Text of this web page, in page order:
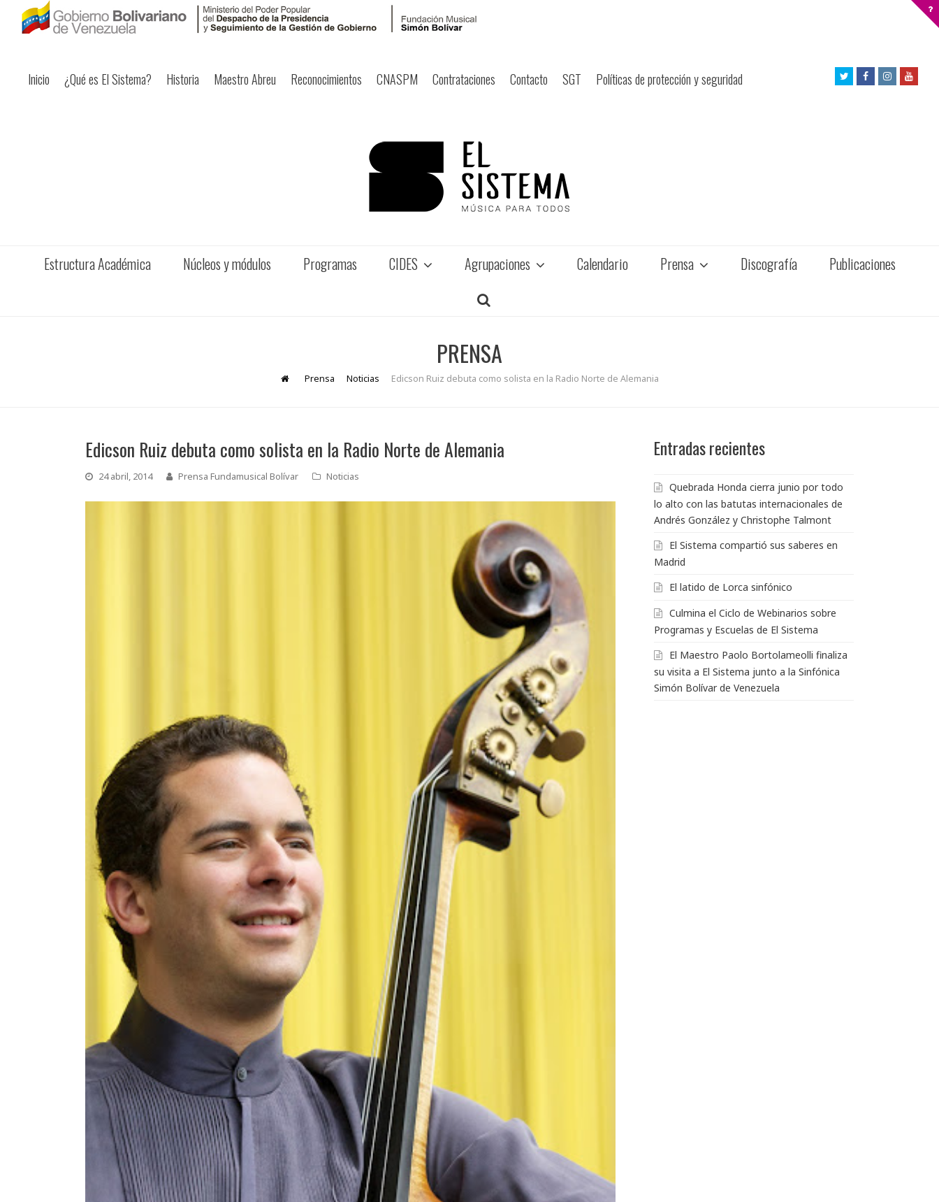
Inicio ¿Qué es El Sistema? Historia Maestro Abreu Reconocimientos CNASPM Contrataciones Contacto SGT Políticas de protección y seguridad
TwitterFacebookInstagram
Estructura Académica Núcleos y módulos Programas CIDES Agrupaciones Calendario Prensa Discografía Publicaciones
PRENSA
Prensa Noticias Edicson Ruiz debuta como solista en la Radio Norte de Alemania
Edicson Ruiz debuta como solista en la Radio Norte de Alemania
24 abril, 2014 Prensa Fundamusical Bolívar Noticias
Entradas recientes
Quebrada Honda cierra junio por todo
lo alto con las batutas internacionales de
Andrés González y Christophe Talmont
El Sistema compartió sus saberes en
Madrid
El latido de Lorca sinfónico
Culmina el Ciclo de Webinarios sobre
Programas y Escuelas de El Sistema
El Maestro Paolo Bortolameolli finaliza
su visita a El Sistema junto a la Sinfónica
Simón Bolívar de Venezuela